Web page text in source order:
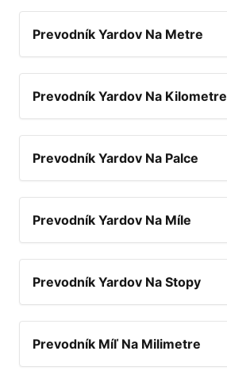
Prevodník Yardov Na Metre
Prevodník Yardov Na Kilometre
Prevodník Yardov Na Palce
Prevodník Yardov Na Míle
Prevodník Yardov Na Stopy
Prevodník Míľ Na Milimetre